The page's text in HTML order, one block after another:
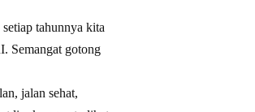
tahunnya kita
Semangat gotong
jalan sehat,